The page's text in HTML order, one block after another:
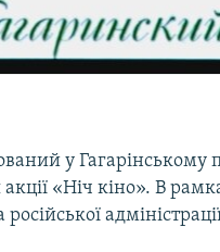
у Гагарінському
«Ніч кіно». В